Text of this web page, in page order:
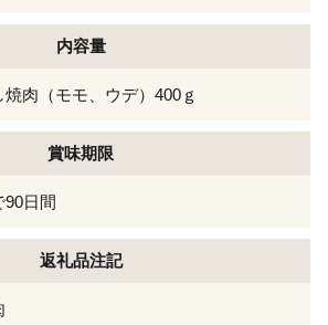
内容量
肉（モモ、ウデ）400ｇ
賞味期限
日間
返礼品注記